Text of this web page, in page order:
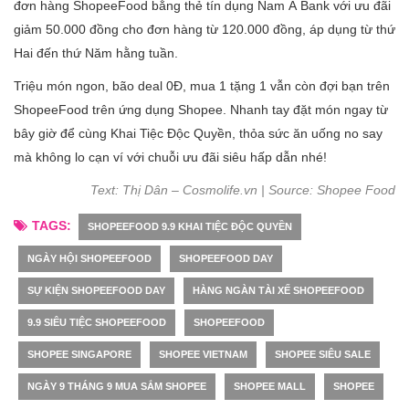
đơn hàng ShopeeFood bằng thẻ tín dụng Nam Á Bank với ưu đãi
giảm 50.000 đồng cho đơn hàng từ 120.000 đồng, áp dụng từ thứ
Hai đến thứ Năm hằng tuần.
Triệu món ngon, bão deal 0Đ, mua 1 tặng 1 vẫn còn đợi bạn trên
ShopeeFood trên ứng dụng Shopee. Nhanh tay đặt món ngay từ
bây giờ để cùng Khai Tiệc Độc Quyền, thỏa sức ăn uống no say
mà không lo cạn ví với chuỗi ưu đãi siêu hấp dẫn nhé!
Text: Thị Dân – Cosmolife.vn | Source: Shopee Food
TAGS: SHOPEEFOOD 9.9 KHAI TIỆC ĐỘC QUYỀN
NGÀY HỘI SHOPEEFOOD SHOPEEFOOD DAY
SỰ KIỆN SHOPEEFOOD DAY HÀNG NGÀN TÀI XẾ SHOPEEFOOD
9.9 SIÊU TIỆC SHOPEEFOOD SHOPEEFOOD
SHOPEE SINGAPORE SHOPEE VIETNAM SHOPEE SIÊU SALE
NGÀY 9 THÁNG 9 MUA SẮM SHOPEE SHOPEE MALL SHOPEE